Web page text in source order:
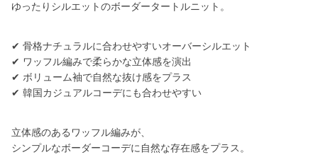
ゆったりシルエットのボーダータートルニット。
✔ 骨格ナチュラルに合わせやすいオーバーシルエット
✔ ワッフル編みで柔らかな立体感を演出
✔ ボリューム袖で自然な抜け感をプラス
✔ 韓国カジュアルコーデにも合わせやすい
立体感のあるワッフル編みが、
シンプルなボーダーコーデに自然な存在感をプラス。